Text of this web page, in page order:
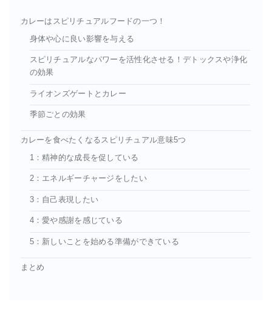
カレーはスピリチュアルフードの一つ！
身体や心に良い影響を与える
スピリチュアルなパワーを活性化させる！デトックスや浄化
の効果
ライオンズゲートとカレー
季節ごとの効果
カレーを食べたくなるスピリチュアル意味5つ
1：精神的な成長を促している
2：エネルギーチャージをしたい
3：自己表現したい
4：愛や感謝を感じている
5：新しいことを始める準備ができている
まとめ